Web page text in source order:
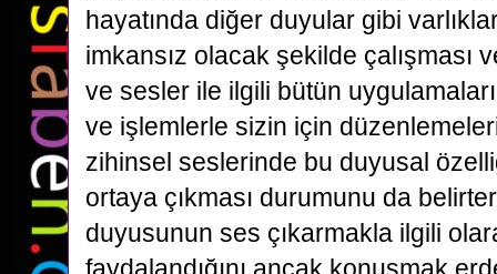
hayatında diğer duyular gibi
imkansız olacak şekilde çalışması
ve sesler ile ilgili bütün
ve işlemlerle sizin için
zihinsel seslerinde bu duyusal
ortaya çıkması durumunu da
duyusunun ses çıkarmakla ilgili